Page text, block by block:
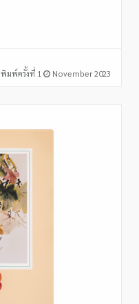
พิมพ์ครั้งที่ 1
November 2023